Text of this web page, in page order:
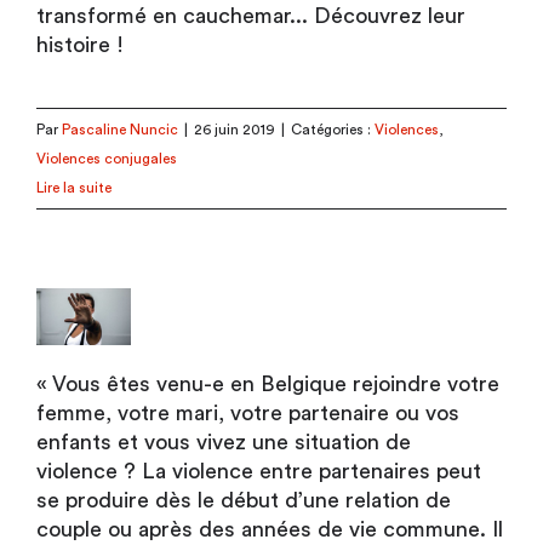
transformé en cauchemar... Découvrez leur
histoire !
Par Pascaline Nuncic 26 juin 2019 Catégories : Violences
Violences conjugales
Lire la suite
« Vous êtes venu-e en Belgique rejoindre votre
femme, votre mari, votre partenaire ou vos
enfants et vous vivez une situation de
violence ? La violence entre partenaires peut
se produire dès le début d’une relation de
couple ou après des années de vie commune. Il